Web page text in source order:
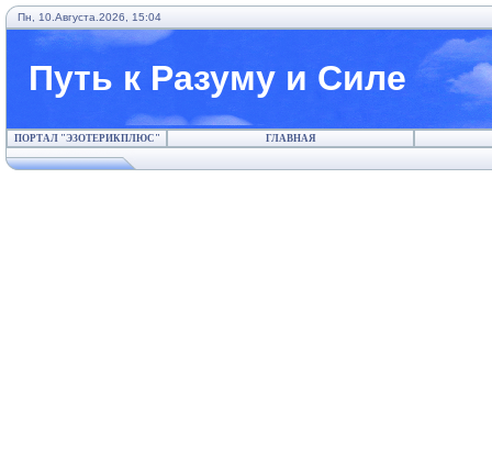
Пн, 10.Августа.2026, 15:04
Путь к Разуму и Силе
ПОРТАЛ "ЭЗОТЕРИКПЛЮС" ГЛАВНАЯ